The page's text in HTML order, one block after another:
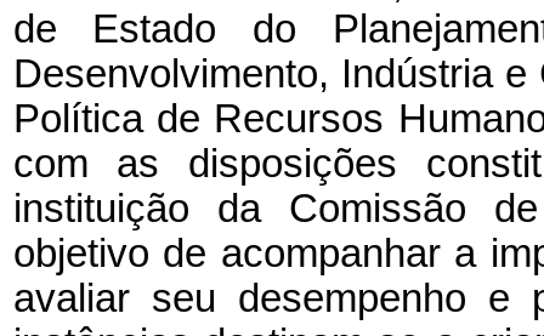
de Estado do
Desenvolvimento, Indústria
Política de Recursos
com as disposições
instituição da Comissão
objetivo de acompanhar a
avaliar seu desempenho e